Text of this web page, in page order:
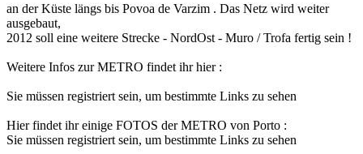
an der Küste längs bis Povoa de Varzim . Das Netz wird weiter
ausgebaut,
2012 soll eine weitere Strecke - NordOst - Muro / Trofa fertig sein !
Weitere Infos zur METRO findet ihr hier :
Sie müssen registriert sein, um bestimmte Links zu sehen
Hier findet ihr einige FOTOS der METRO von Porto :
Sie müssen registriert sein, um bestimmte Links zu sehen